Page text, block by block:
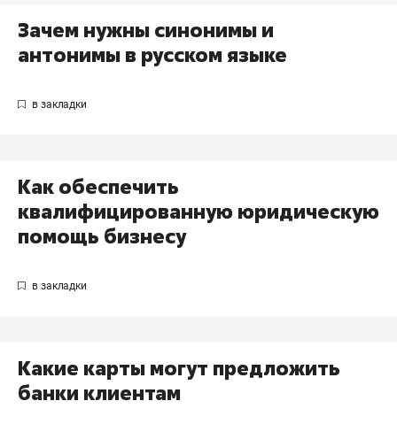
Зачем нужны синонимы и
антонимы в русском языке
Как обеспечить
квалифицированную юридическую
помощь бизнесу
Какие карты могут предложить
банки клиентам